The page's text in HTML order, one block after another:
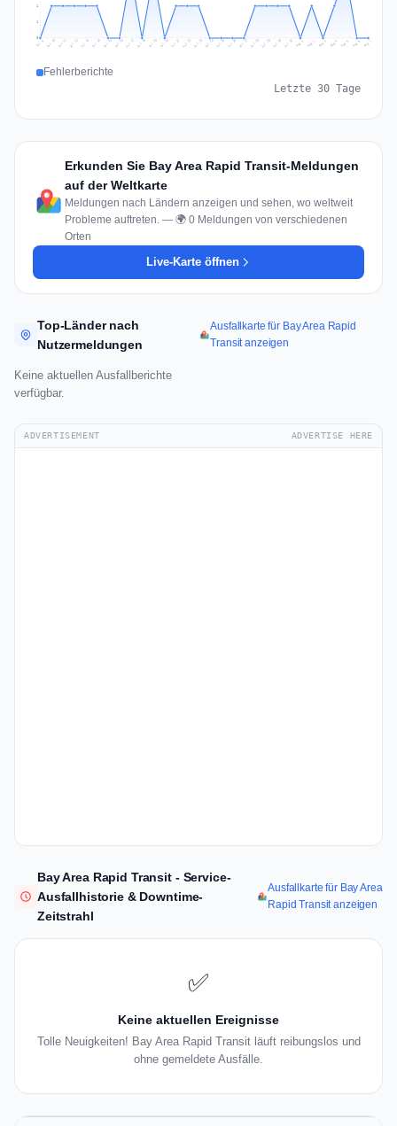
1
1
Jul 9 Jul 10 Jul 11 Jul 12 Jul 13 Jul 14 Jul 15 Jul 16 Jul 17 Jul 18 Jul 19 Jul 20 Jul 21 Jul 22 Jul 23 Jul 24 Jul 25 Jul 26 Jul 27 Jul 28 Jul 29 Jul 30 Jul 31 Aug 1 Aug 2 Aug 3 Aug 4 Aug 5 Aug 6 Aug 7
Fehlerberichte
Letzte 30 Tage
Erkunden Sie Bay Area Rapid Transit-Meldungen
auf der Weltkarte
Meldungen nach Ländern anzeigen und sehen, wo weltweit
Probleme auftreten. — 🌍 0 Meldungen von verschiedenen
Orten
Live-Karte öffnen
Top-Länder nach
Nutzermeldungen
Ausfallkarte für Bay Area Rapid
Transit anzeigen
Keine aktuellen Ausfallberichte
verfügbar.
ADVERTISEMENT ADVERTISE HERE
Bay Area Rapid Transit - Service-
Ausfallhistorie & Downtime-
Zeitstrahl
Ausfallkarte für Bay Area
Rapid Transit anzeigen
✅
Keine aktuellen Ereignisse
Tolle Neuigkeiten! Bay Area Rapid Transit läuft reibungslos und
ohne gemeldete Ausfälle.